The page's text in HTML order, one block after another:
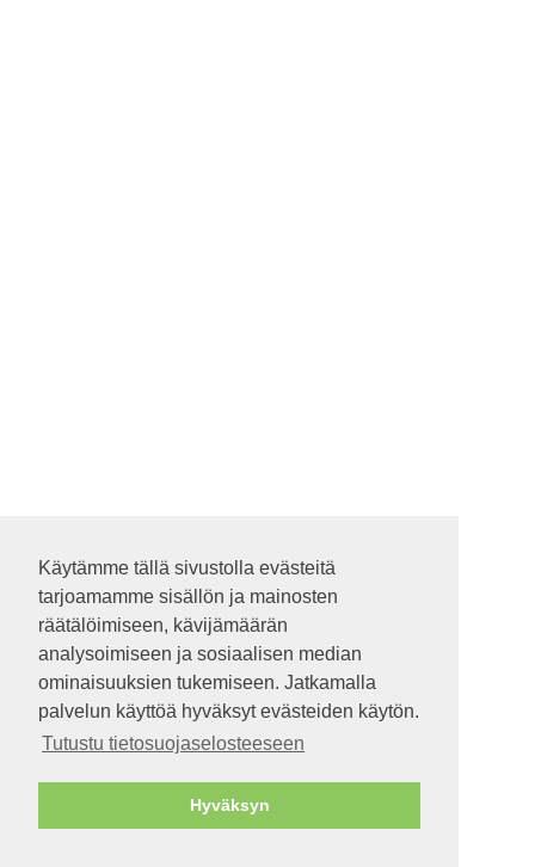
Käytämme tällä sivustolla evästeitä
tarjoamamme sisällön ja mainosten
räätälöimiseen, kävijämäärän
analysoimiseen ja sosiaalisen median
ominaisuuksien tukemiseen. Jatkamalla
palvelun käyttöä hyväksyt evästeiden käytön.
Tutustu tietosuojaselosteeseen
Hyväksyn
Käytämme tällä sivustolla evästeitä
tarjoamamme sisällön ja mainosten
räätälöimiseen, kävijämäärän
analysoimiseen ja sosiaalisen median
ominaisuuksien tukemiseen. Jatkamalla
palvelun käyttöä hyväksyt evästeiden käytön.
Tutustu tietosuojaselosteeseen
Hyväksyn